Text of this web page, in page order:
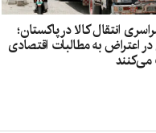
انتقال کالا در پاکستان؛
در اعتراض به مطالبات اقتصادی